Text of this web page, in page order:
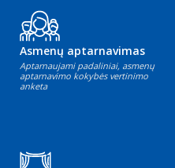
Asmenų aptarnavimas
Aptarnaujami padaliniai, asmenų
aptarnavimo kokybės vertinimo
anketa